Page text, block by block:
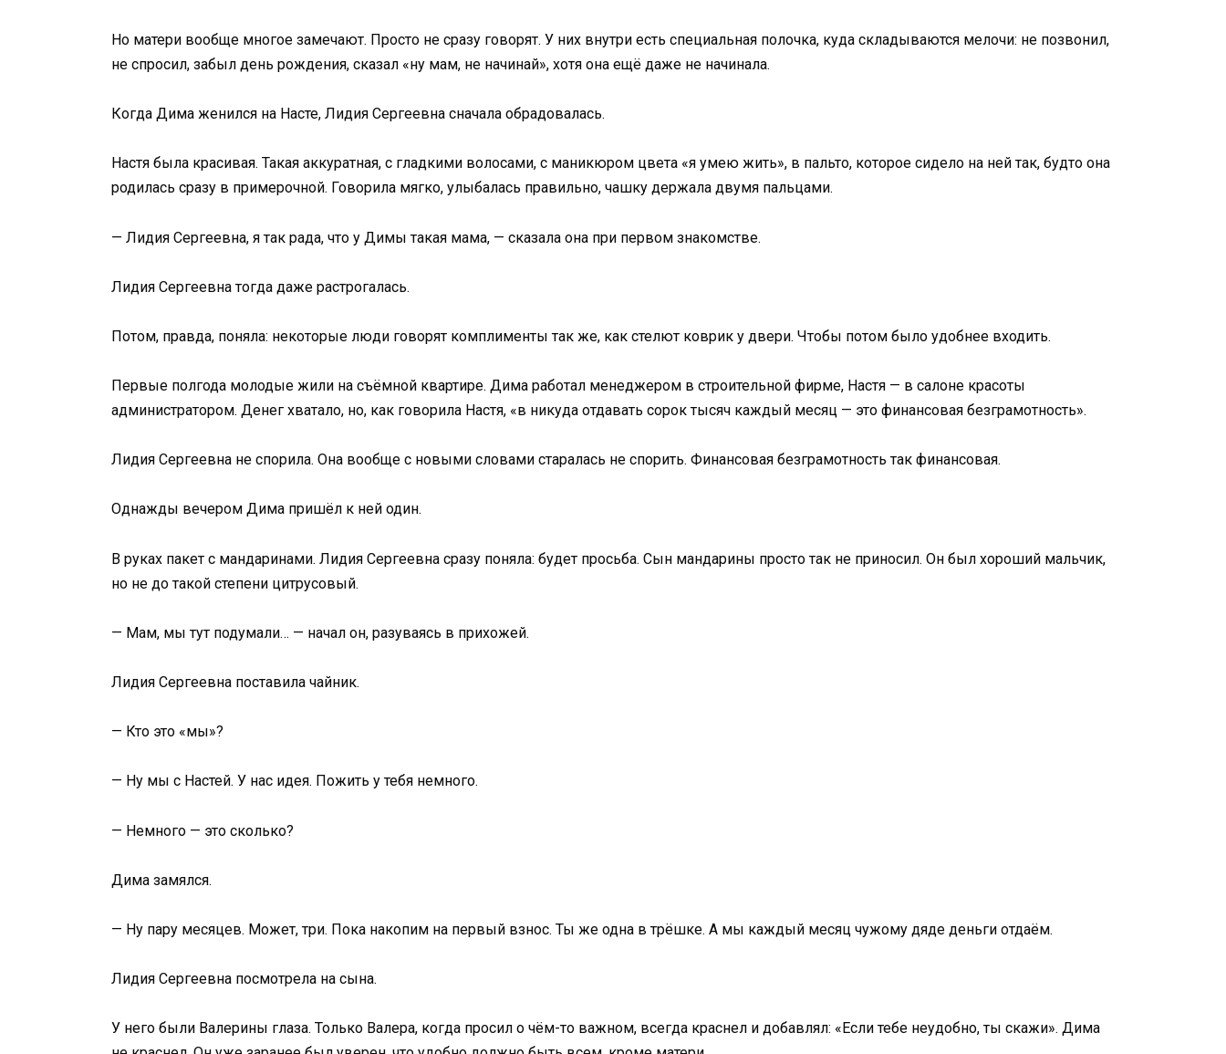
Но матери вообще многое замечают. Просто не сразу говорят. У них внутри есть специальная полочка, куда складываются мелочи: не позвонил,
не спросил, забыл день рождения, сказал «ну мам, не начинай», хотя она ещё даже не начинала.
Когда Дима женился на Насте, Лидия Сергеевна сначала обрадовалась.
Настя была красивая. Такая аккуратная, с гладкими волосами, с маникюром цвета «я умею жить», в пальто, которое сидело на ней так, будто она
родилась сразу в примерочной. Говорила мягко, улыбалась правильно, чашку держала двумя пальцами.
— Лидия Сергеевна, я так рада, что у Димы такая мама, — сказала она при первом знакомстве.
Лидия Сергеевна тогда даже растрогалась.
Потом, правда, поняла: некоторые люди говорят комплименты так же, как стелют коврик у двери. Чтобы потом было удобнее входить.
Первые полгода молодые жили на съёмной квартире. Дима работал менеджером в строительной фирме, Настя — в салоне красоты
администратором. Денег хватало, но, как говорила Настя, «в никуда отдавать сорок тысяч каждый месяц — это финансовая безграмотность».
Лидия Сергеевна не спорила. Она вообще с новыми словами старалась не спорить. Финансовая безграмотность так финансовая.
Однажды вечером Дима пришёл к ней один.
В руках пакет с мандаринами. Лидия Сергеевна сразу поняла: будет просьба. Сын мандарины просто так не приносил. Он был хороший мальчик,
но не до такой степени цитрусовый.
— Мам, мы тут подумали… — начал он, разуваясь в прихожей.
Лидия Сергеевна поставила чайник.
— Кто это «мы»?
— Ну мы с Настей. У нас идея. Пожить у тебя немного.
— Немного — это сколько?
Дима замялся.
— Ну пару месяцев. Может, три. Пока накопим на первый взнос. Ты же одна в трёшке. А мы каждый месяц чужому дяде деньги отдаём.
Лидия Сергеевна посмотрела на сына.
У него были Валерины глаза. Только Валера, когда просил о чём-то важном, всегда краснел и добавлял: «Если тебе неудобно, ты скажи». Дима